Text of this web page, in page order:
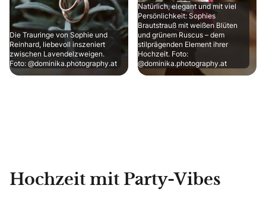
Die Trauringe von Sophie und
Reinhard, liebevoll inszeniert
zwischen Lavendelzweigen.
Foto: @dominika.photography.at
Natürlich, elegant und mit viel
Persönlichkeit: Sophies
Brautstrauß mit weißen Blüten
und grünem Ruscus – dem
stilprägenden Element ihrer
Hochzeit. Foto:
@dominika.photography.at
Hochzeit mit Party-Vibes